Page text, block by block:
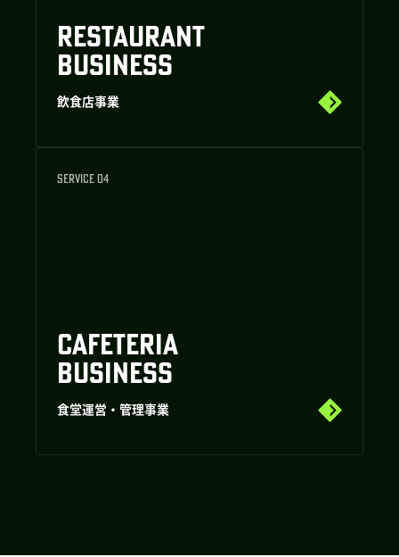
RESTAURANT
BUSINESS
飲食店事業
SERVICE 04
CAFETERIA
BUSINESS
食堂運営・管理事業